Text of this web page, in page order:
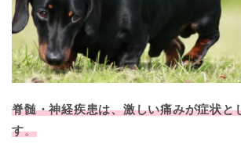
脊髄・神経疾患は、激しい痛みが症状と
す。